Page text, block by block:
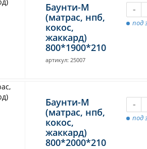
Баунти-М
(матрас, нпб,
кокос,
жаккард)
800*1900*210
артикул: 25007
-
под
Баунти-М
(матрас, нпб,
кокос,
жаккард)
800*2000*210
-
под